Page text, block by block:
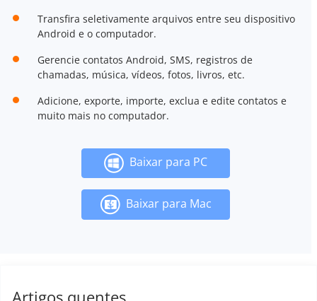
Transfira seletivamente arquivos entre seu dispositivo
Android e o computador.
Gerencie contatos Android, SMS, registros de
chamadas, música, vídeos, fotos, livros, etc.
Adicione, exporte, importe, exclua e edite contatos e
muito mais no computador.
Baixar para PC
Baixar para Mac